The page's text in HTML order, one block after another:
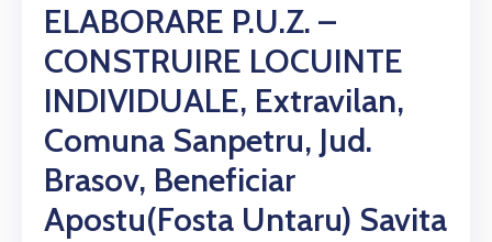
ELABORARE P.U.Z. –
CONSTRUIRE LOCUINTE
INDIVIDUALE, Extravilan,
Comuna Sanpetru, Jud.
Brasov, Beneficiar
Apostu(fosta Untaru) Savita